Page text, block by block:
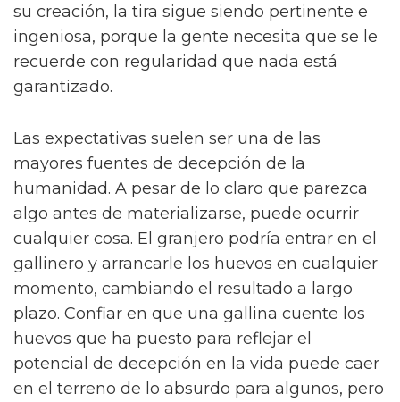
su creación, la tira sigue siendo pertinente e
ingeniosa, porque la gente necesita que se le
recuerde con regularidad que nada está
garantizado.
Las expectativas suelen ser una de las
mayores fuentes de decepción de la
humanidad. A pesar de lo claro que parezca
algo antes de materializarse, puede ocurrir
cualquier cosa. El granjero podría entrar en el
gallinero y arrancarle los huevos en cualquier
momento, cambiando el resultado a largo
plazo. Confiar en que una gallina cuente los
huevos que ha puesto para reflejar el
potencial de decepción en la vida puede caer
en el terreno de lo absurdo para algunos, pero